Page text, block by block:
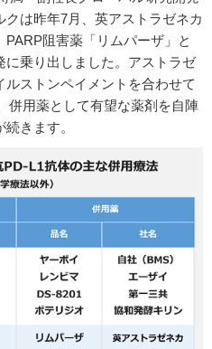
は昨年7月、英アストラゼネカ
阻害薬「リムパーザ」と
乗り出しました。アストラゼ
ストンペイメントを合わせて
併用薬として有望な薬剤を自陣
きます。